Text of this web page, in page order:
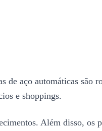
aço automáticas são
e shoppings.
Além disso, os